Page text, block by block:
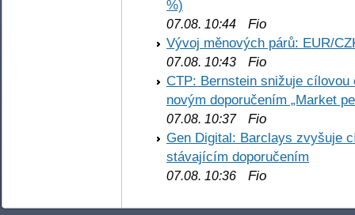
%)
07.08. 10:44 Fio
Vývoj měnových párů: EUR/
07.08. 10:43 Fio
CTP: Bernstein snižuje
novým doporučením „Market
07.08. 10:37Fio
Gen Digital: Barclays zvyšuje
stávajícím doporučením
07.08. 10:36 Fio